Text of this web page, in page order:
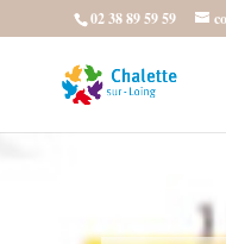
02 38 89 59 59